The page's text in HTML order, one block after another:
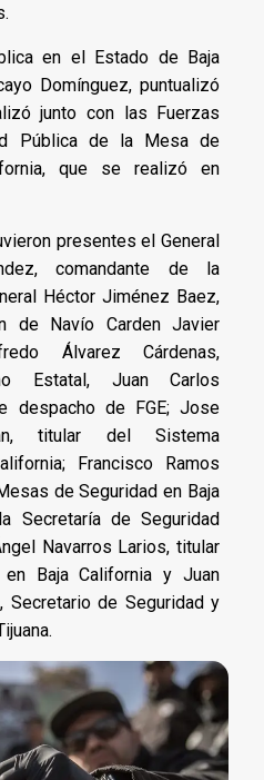
en el Estado de Baja
Domínguez, puntualizó
junto con las Fuerzas
Pública de la Mesa de
que se realizó en
presentes el General
comandante de la
Héctor Jiménez Baez,
de Navío Carden Javier
Álvarez Cárdenas,
Estatal, Juan Carlos
despacho de FGE; Jose
titular del Sistema
Francisco Ramos
de Seguridad en Baja
Secretaría de Seguridad
Navarros Larios, titular
Baja California y Juan
Secretario de Seguridad y